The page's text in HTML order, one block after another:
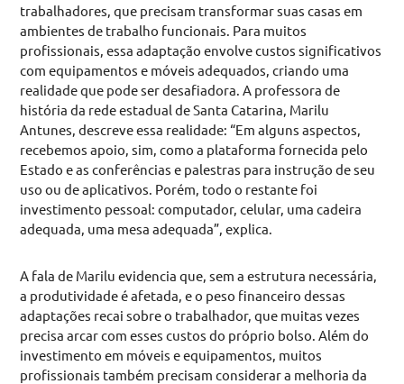
trabalhadores, que precisam transformar suas casas em
ambientes de trabalho funcionais. Para muitos
profissionais, essa adaptação envolve custos significativos
com equipamentos e móveis adequados, criando uma
realidade que pode ser desafiadora. A professora de
história da rede estadual de Santa Catarina, Marilu
Antunes, descreve essa realidade: “Em alguns aspectos,
recebemos apoio, sim, como a plataforma fornecida pelo
Estado e as conferências e palestras para instrução de seu
uso ou de aplicativos. Porém, todo o restante foi
investimento pessoal: computador, celular, uma cadeira
adequada, uma mesa adequada”, explica.
A fala de Marilu evidencia que, sem a estrutura necessária,
a produtividade é afetada, e o peso financeiro dessas
adaptações recai sobre o trabalhador, que muitas vezes
precisa arcar com esses custos do próprio bolso. Além do
investimento em móveis e equipamentos, muitos
profissionais também precisam considerar a melhoria da